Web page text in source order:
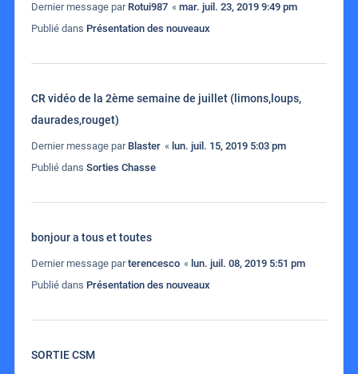
Dernier message par Rotui987 « mar. juil. 23, 2019 9:49 pm
Publié dans Présentation des nouveaux
CR vidéo de la 2ème semaine de juillet (limons,loups,
daurades,rouget)
Dernier message par Blaster « lun. juil. 15, 2019 5:03 pm
Publié dans Sorties Chasse
bonjour a tous et toutes
Dernier message parterencesco « lun. juil. 08, 2019 5:51 pm
Publié dans Présentation des nouveaux
SORTIE CSM